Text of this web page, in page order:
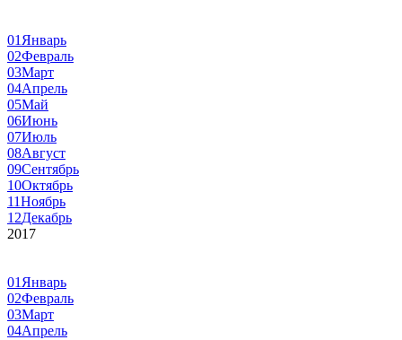
01 Январь
02Февраль
03Март
04Апрель
05Май
06Июнь
07Июль
08Август
09Сентябрь
10Октябрь
11Ноябрь
12Декабрь
2017
01 Январь
02Февраль
03Март
04Апрель